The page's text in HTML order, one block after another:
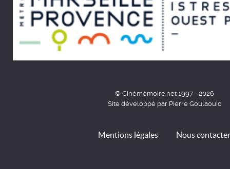
© Cinémémoire.net 1997 - 2026
Site développé par Pierre Goulaouic
Mentions légales Nous contacter